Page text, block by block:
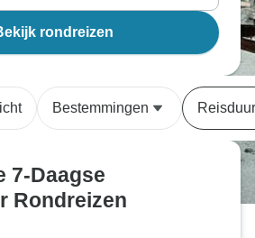
rondreizen
Bestemmingen Reisduur
7-Daagse
Rondreizen